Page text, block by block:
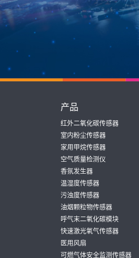
产品
红外二氧化碳传感器
室内粉尘传感器
家用甲烷传感器
空气质量检测仪
香氛发生器
温湿度传感器
污浊度传感器
油烟颗粒物传感器
呼气末二氧化碳模块
快速激光氧气传感器
医用风扇
可燃气体安全监测传感器